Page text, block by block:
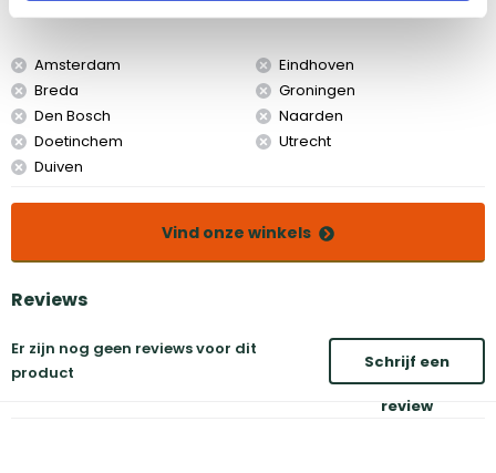
Amsterdam
Breda
Den Bosch
Doetinchem
Duiven
Eindhoven
Groningen
Naarden
Utrecht
Vind onze winkels
Reviews
Er zijn nog geen reviews voor dit
product
Schrijf een
review